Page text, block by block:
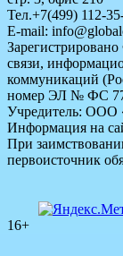
Тел.+7(499) 112-
E-mail:
связи,
коммуникаций
номер ЭЛ № ФС
Учредитель: ООО
Информация на
При
первоисточник
16+